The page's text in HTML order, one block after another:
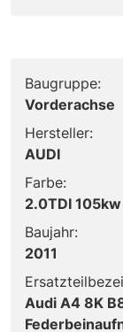
Baugruppe:
Vorderachse
Hersteller:
AUDI
Farbe:
2.0TDI 105kw
Baujahr:
2011
Audi A4 8K